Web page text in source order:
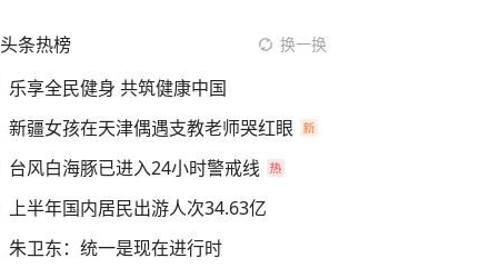
头条热榜 换一换
乐享全民健身 共筑健康中国
新疆女孩在天津偶遇支教老师哭红眼
台风白海豚已进入24小时警戒线
上半年国内居民出游人次34.63亿
朱卫东：统一是现在进行时